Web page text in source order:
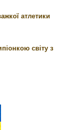
атлетики
світу з